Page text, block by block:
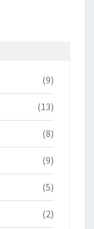
(9)
(13)
(8)
(9)
(5)
(2)